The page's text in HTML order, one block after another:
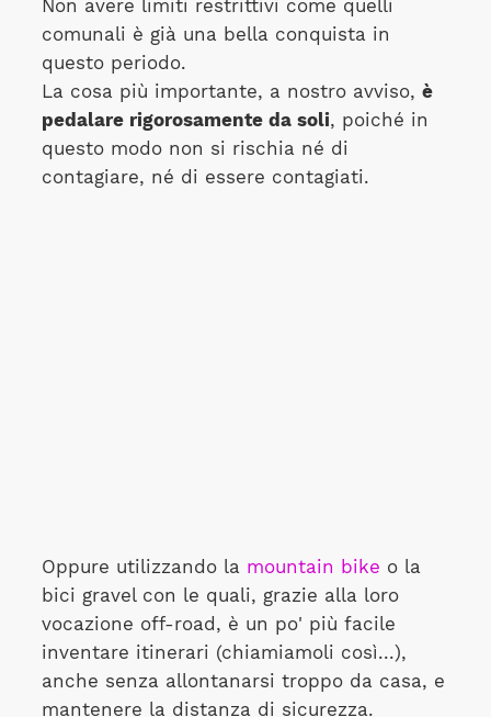
Non avere limiti restrittivi come quelli
comunali è già una bella conquista in
questo periodo.
La cosa più importante, a nostro avviso, è
pedalare rigorosamente da soli, poiché in
questo modo non si rischia né di
contagiare, né di essere contagiati.
Oppure utilizzando la mountain bike o la
bici gravel con le quali, grazie alla loro
vocazione off-road, è un po' più facile
inventare itinerari (chiamiamoli così...),
anche senza allontanarsi troppo da casa, e
mantenere la distanza di sicurezza.